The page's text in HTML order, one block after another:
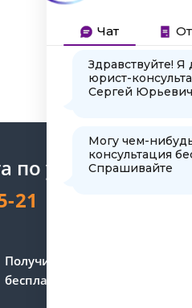
Решение
по уголовному
21
Получите консультацию
бесплатно
Чат
Здравствуйте!
юрист-
Сергей Юрьевич
Могу чем-
консультация
Спрашивайте